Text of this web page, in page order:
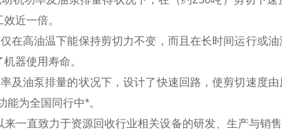
近一倍。
在高油温下能保持剪切力不变，而且在长时间运行或油
器使用寿命。
及油泵排量的状况下，设计了快速回路，使剪切速度
为全国同行中*。
一直致力于资源回收行业相关设备的研发、生产与销